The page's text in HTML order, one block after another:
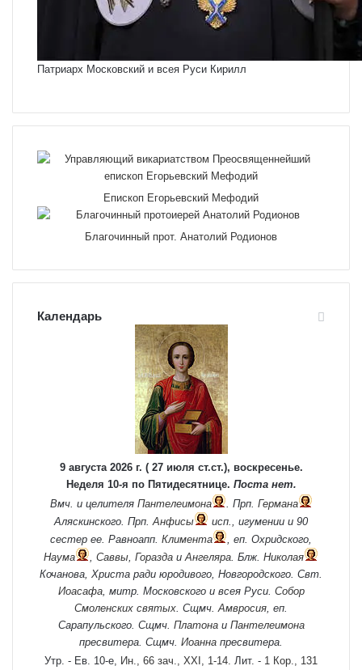
Патриарх Московский и всея Руси Кирилл
Епископ Егорьевский Мефодий
Благочинный прот. Анатолий Родионов
Календарь
9 августа 2026 г. ( 27 июля ст.ст.), воскресенье.
Неделя 10-я по Пятидесятнице. Поста нет.
Вмч. и целителя Пантелеимона . Прп. Германа
Аляскинского. Прп. Анфисы
исп., игумении и 90
сестер ее. Равноапп. Климента
, еп. Охридского,
Наума
Саввы Горазда и Ангеляра . Блж. Николая
Кочанова, Христа ради юродивого, Новгородского. Свт.
Иоасафа, митр. Московского и всея Руси. Собор
Смоленских святых . Сщмч. Амвросия , еп.
Сарапульского. Сщмч. Платонаи Пантелеимона
пресвитера. Сщмч. Иоанна пресвитера.
Утр. - Ев. 10-е, Ин., 66 зач., XXI, 1-14. Лит. - 1 Кор., 131